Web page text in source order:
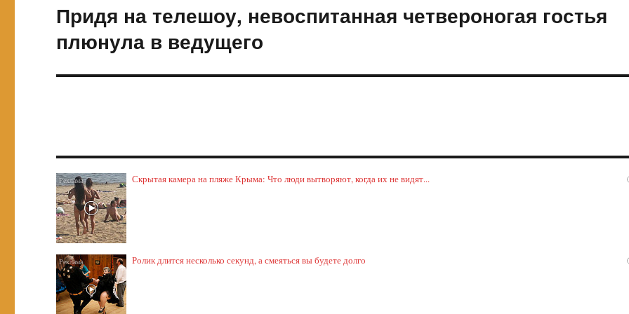
Следующая
запись:
Придя на телешоу, невоспитанная четвероногая гостья
плюнула в ведущего
Скрытая камера на пляже Крыма: Что люди вытворяют, когда их не видят...
Ролик длится несколько секунд, а смеяться вы будете долго